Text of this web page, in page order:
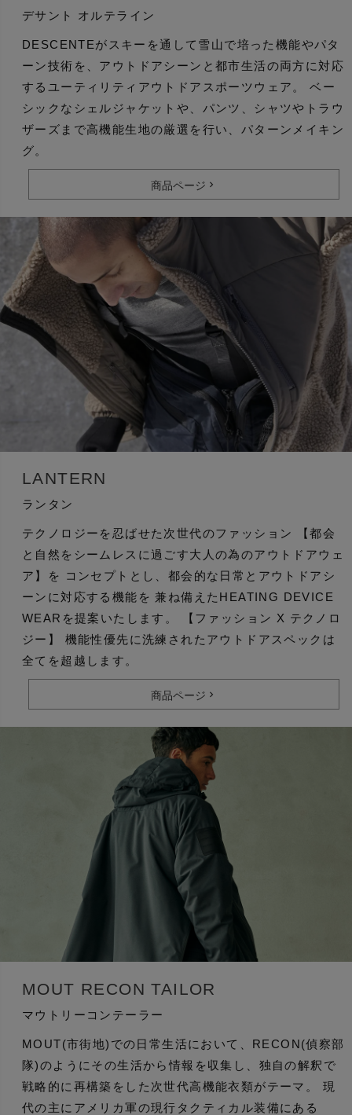
デサント オルテライン
DESCENTEがスキーを通して雪山で培った機能やパタ
ーン技術を、アウトドアシーンと都市生活の両方に対応
するユーティリティアウトドアスポーツウェア。 ベー
シックなシェルジャケットや、パンツ、シャツやトラウ
ザーズまで高機能生地の厳選を行い、パターンメイキン
グ。
商品ページ
LANTERN
ランタン
テクノロジーを忍ばせた次世代のファッション 【都会
と自然をシームレスに過ごす大人の為のアウトドアウェ
ア】を コンセプトとし、都会的な日常とアウトドアシ
ーンに対応する機能を 兼ね備えたHEATING DEVICE
WEARを提案いたします。 【ファッション X テクノロ
ジー】 機能性優先に洗練されたアウトドアスペックは
全てを超越します。
商品ページ
MOUT RECON TAILOR
マウトリーコンテーラー
MOUT(市街地)での日常生活において、RECON(偵察部
隊)のようにその生活から情報を収集し、独自の解釈で
戦略的に再構築をした次世代高機能衣類がテーマ。 現
代の主にアメリカ軍の現行タクティカル装備にある